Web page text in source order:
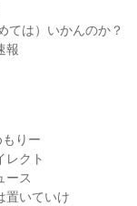
ては）いかんのか？
報
もりー
レクト
ース
置いていけ